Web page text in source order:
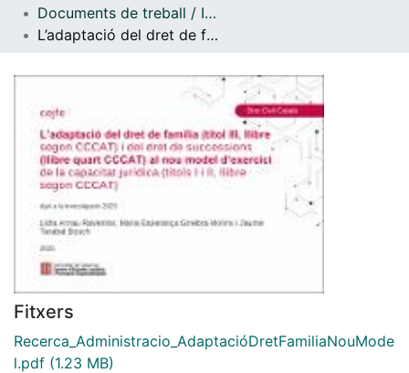
Com publicar
Documents de treball / Informes (Dret Privat)
L’adaptació del dret de família (títol III, llibre segon CCCAT) i del dret de successions (llibre quart CCCAT) al nou model d’exercici de la capacitat jurídica (títols I i II, llibre segon CCCAT)
Fitxers
Recerca_Administracio_AdaptacióDretFamiliaNouMode
l.pdf (1.23 MB)